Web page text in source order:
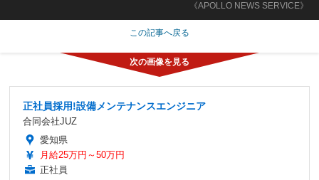
《APOLLO NEWS SERVICE》
この記事へ戻る
正社員採用!設備メンテナンスエンジニア
合同会社JUZ
愛知県
月給25万円～50万円
正社員